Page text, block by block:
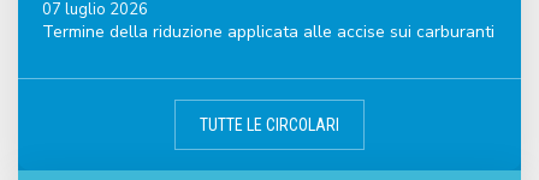
07 luglio 2026
Termine della riduzione applicata alle accise sui carburanti
TUTTE LE CIRCOLARI